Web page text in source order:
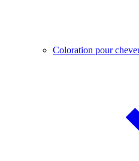
Coloration pour